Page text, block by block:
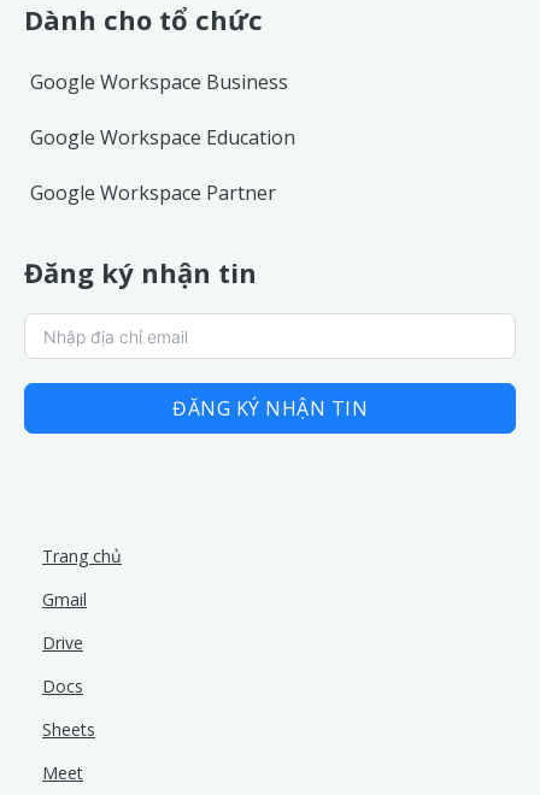
Dành cho tổ chức
Google Workspace Business
Google Workspace Education
Google Workspace Partner
Đăng ký nhận tin
ĐĂNG KÝ NHẬN TIN
Trang chủ
Gmail
Drive
Docs
Sheets
Meet